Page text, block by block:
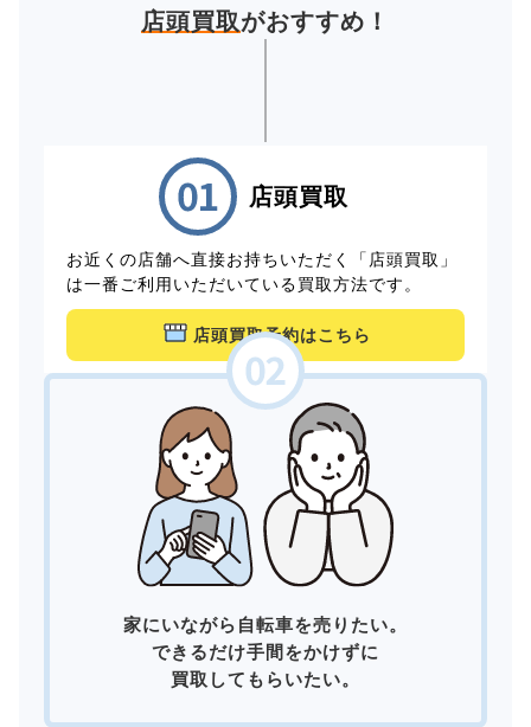
店頭買取がおすすめ！
店頭買取
お近くの店舗へ直接お持ちいただく「店頭買取」
は一番ご利用いただいている買取方法です。
店頭買取予約はこちら
家にいながら自転車を売りたい。
できるだけ手間をかけずに
買取してもらいたい。